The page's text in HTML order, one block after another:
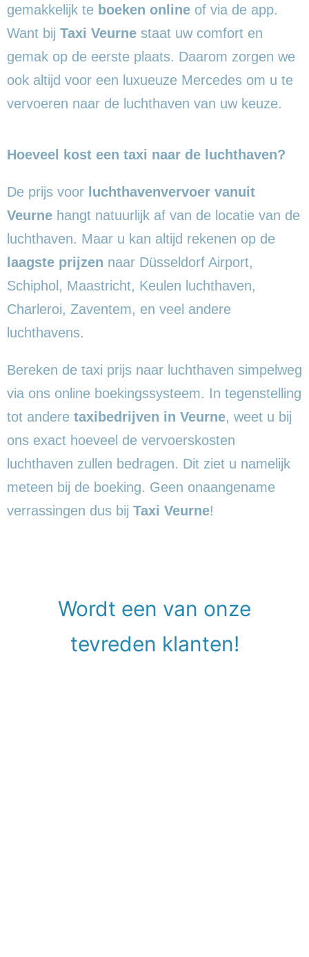
gemakkelijk te boeken online of via de app.
Want bij Taxi Veurne staat uw comfort en
gemak op de eerste plaats. Daarom zorgen we
ook altijd voor een luxueuze Mercedes om u te
vervoeren naar de luchthaven van uw keuze.
Hoeveel kost een taxi naar de luchthaven?
De prijs voor luchthavenvervoer vanuit
Veurne hangt natuurlijk af van de locatie van de
luchthaven. Maar u kan altijd rekenen op de
laagste prijzen naar Düsseldorf Airport,
Schiphol, Maastricht, Keulen luchthaven,
Charleroi, Zaventem, en veel andere
luchthavens.
Bereken de taxi prijs naar luchthaven simpelweg
via ons online boekingssysteem. In tegenstelling
tot andere taxibedrijven in Veurne, weet u bij
ons exact hoeveel de vervoerskosten
luchthaven zullen bedragen. Dit ziet u namelijk
meteen bij de boeking. Geen onaangename
verrassingen dus bij Taxi Veurne!
Wordt een van onze
tevreden klanten!